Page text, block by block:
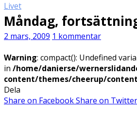
Livet
Måndag,
2 mars, 2009 1 kommentar
Warning: compact(): Undefined
in /home/danierse/
content/themes/cheerup/
Dela
Share on FacebookShare on Twitter